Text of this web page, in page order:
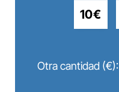
10€
Otra cantidad (€):